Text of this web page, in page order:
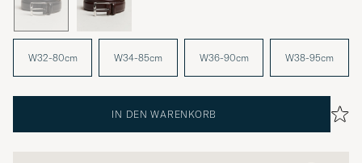
W32-80cm W34-85cm W36-90cm W38-95cm
IN DEN WARENKORB